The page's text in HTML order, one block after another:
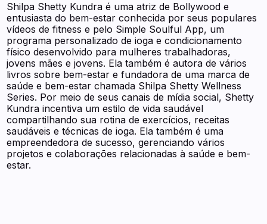
Shilpa Shetty Kundra é uma atriz de Bollywood e
entusiasta do bem-estar conhecida por seus populares
vídeos de fitness e pelo Simple Soulful App, um
programa personalizado de ioga e condicionamento
físico desenvolvido para mulheres trabalhadoras,
jovens mães e jovens. Ela também é autora de vários
livros sobre bem-estar e fundadora de uma marca de
saúde e bem-estar chamada Shilpa Shetty Wellness
Series. Por meio de seus canais de mídia social, Shetty
Kundra incentiva um estilo de vida saudável
compartilhando sua rotina de exercícios, receitas
saudáveis e técnicas de ioga. Ela também é uma
empreendedora de sucesso, gerenciando vários
projetos e colaborações relacionadas à saúde e bem-
estar.